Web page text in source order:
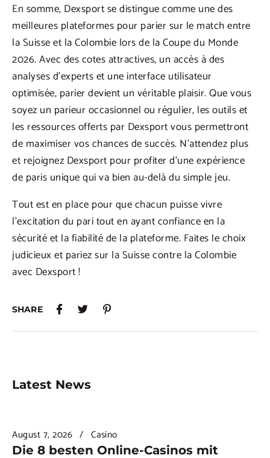
En somme, Dexsport se distingue comme une des
meilleures plateformes pour parier sur le match entre
la Suisse et la Colombie lors de la Coupe du Monde
2026. Avec des cotes attractives, un accès à des
analyses d’experts et une interface utilisateur
optimisée, parier devient un véritable plaisir. Que vous
soyez un parieur occasionnel ou régulier, les outils et
les ressources offerts par Dexsport vous permettront
de maximiser vos chances de succès. N’attendez plus
et rejoignez Dexsport pour profiter d’une expérience
de paris unique qui va bien au-delà du simple jeu.
Tout est en place pour que chacun puisse vivre
l’excitation du pari tout en ayant confiance en la
sécurité et la fiabilité de la plateforme. Faites le choix
judicieux et pariez sur la Suisse contre la Colombie
avec Dexsport !
SHARE
Latest News
August 7, 2026 Casino
Die 8 besten Online-Casinos mit